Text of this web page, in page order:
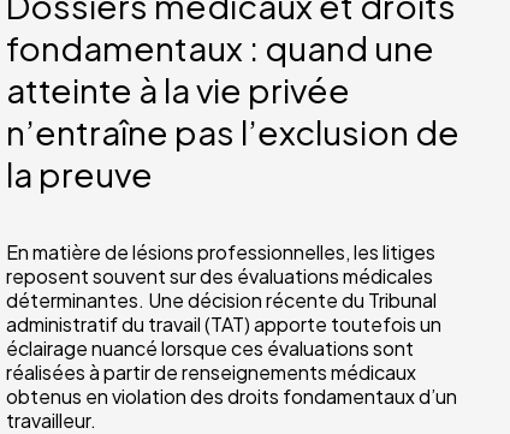
fondamentaux : quand une
atteinte à la vie privée
n’entraîne pas l’exclusion de
la preuve
En matière de lésions professionnelles, les litiges
reposent souvent sur des évaluations médicales
déterminantes. Une décision récente du Tribunal
administratif du travail (TAT) apporte toutefois un
éclairage nuancé lorsque ces évaluations sont
réalisées à partir de renseignements médicaux
obtenus en violation des droits fondamentaux d’un
travailleur.